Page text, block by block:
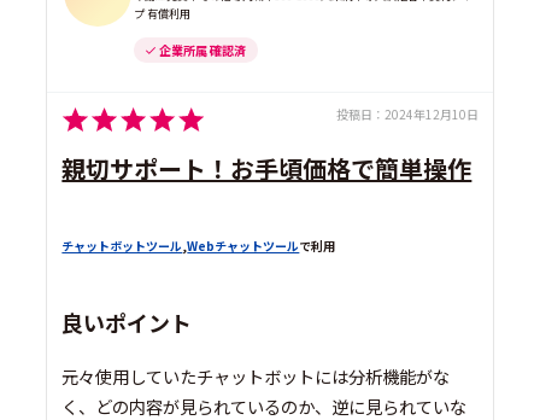
プ 有償利用
企業所属 確認済
投稿日： 2024年12月10日
親切サポート！お手頃価格で簡単操作
チャットボットツール ,Webチャットツールで利用
良いポイント
元々使用していたチャットボットには分析機能がな
く、どの内容が見られているのか、逆に見られていな